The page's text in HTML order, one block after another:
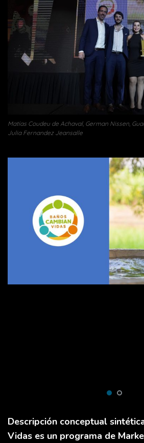
Matías Coudeu de Achaval, German Nissen,
Julia Fernandez Jeansalle
Descripción conceptual
Vidas es un programa de